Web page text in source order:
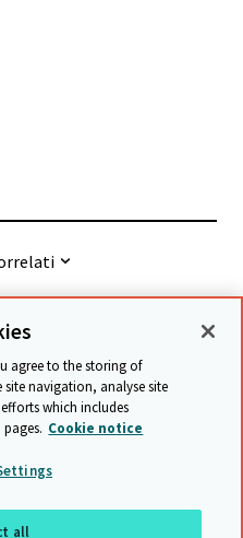
& Assessment
Protezione dei Dati
on modern slavery
Mappa del sito
agree to the storing of
navigation, analyse site
which includes
Cookie notice
all